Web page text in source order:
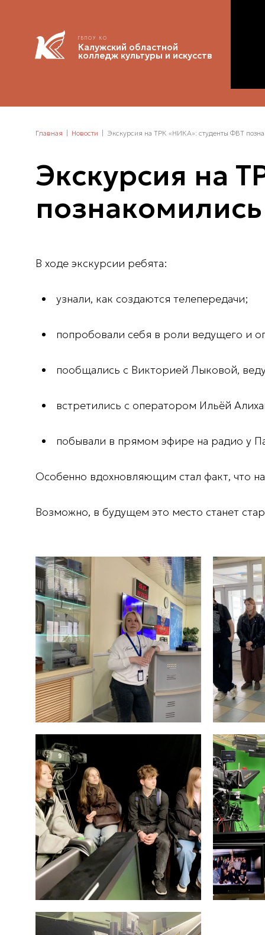
ГБПОУ КО
Калужский областной
колледж культуры и искусств
Главная Новости Экскурсия на ТРК «НИКА»: студенты ФВТ
Экскурсия на
В ходе экскурсии ребята:
узнали, как создаются телепередачи;
попробовали себя в роли ведущего и
пообщались с Викторией Лыковой,
встретились с оператором Ильёй
побывали в прямом эфире на радио у
Особенно вдохновляющим стал факт, что
Возможно, в будущем это место станет